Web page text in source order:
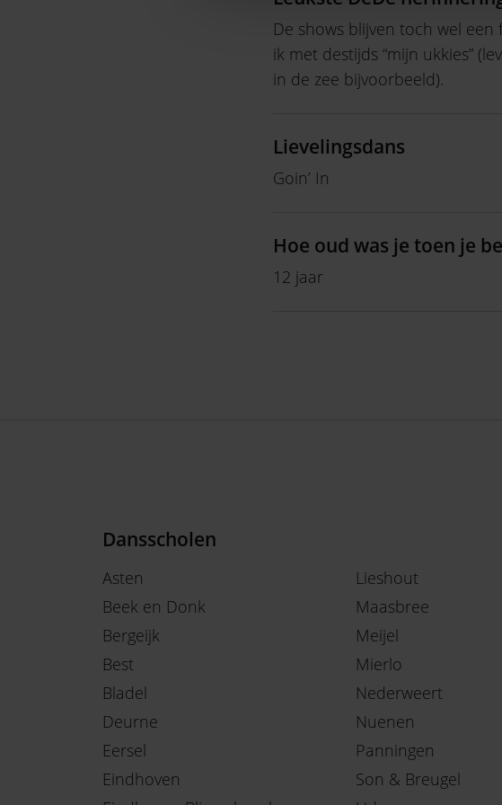
De shows blijven toch wel
ik met destijds “mijn ukkies”
in de zee bijvoorbeeld).
Lievelingsdans
Goin’ In
Hoe oud was je toen je
12 jaar
Dansscholen
Asten
Beek en Donk
Bergeijk
Best
Bladel
Deurne
Eersel
Eindhoven
Lieshout
Maasbree
Meijel
Mierlo
Nederweert
Nuenen
Panningen
Son & Breugel